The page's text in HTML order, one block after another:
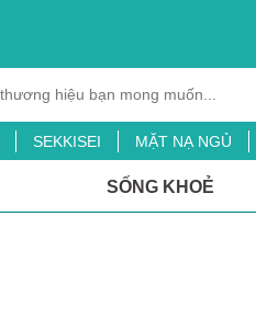
SEKKISEI MẶT NẠ NGỦ
BỘT LÁ ĐẠI MẠCH
SỐNG KHOẺ